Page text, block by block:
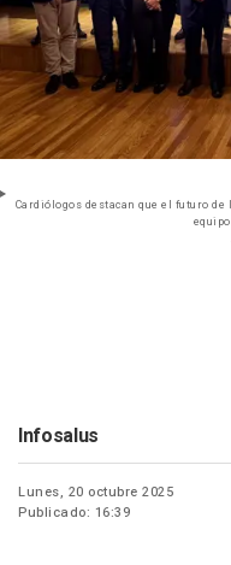
Cardiólogos destacan que el futuro
Infosalus
Lunes, 20 octubre 2025
Publicado: 16:39